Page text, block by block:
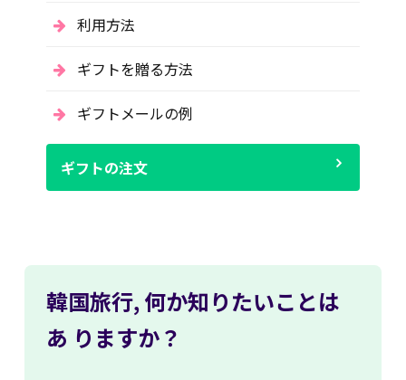
利用方法
ギフトを贈る方法
ギフトメールの例
ギフトの注文
韓国旅行, 何か知りたいことは
あ りますか？